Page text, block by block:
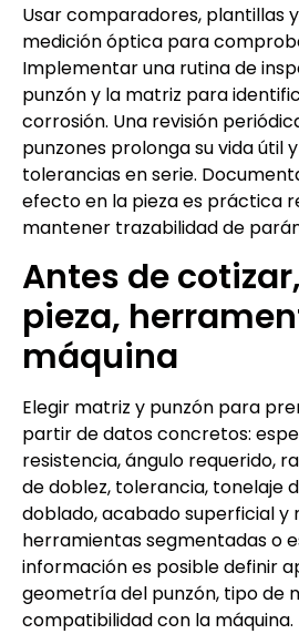
Usar comparadores, plantillas
medición óptica para
Implementar una rutina de
punzón y la matriz para
corrosión. Una revisión
punzones prolonga su vida útil
tolerancias en serie.
efecto en la pieza es práctica
mantener trazabilidad de
Antes de
pieza,
máquina
Elegir matriz y punzón para
partir de datos concretos:
resistencia, ángulo requerido,
de doblez, tolerancia, tonelaje
doblado, acabado superficial y
herramientas segmentadas o
información es posible definir
geometría del punzón, tipo de
compatibilidad con la máquina.